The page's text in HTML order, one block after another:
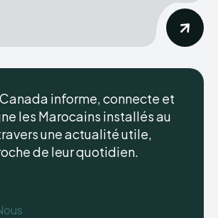
informe, connecte et
les Marocains installés au
une actualité utile,
de leur quotidien.